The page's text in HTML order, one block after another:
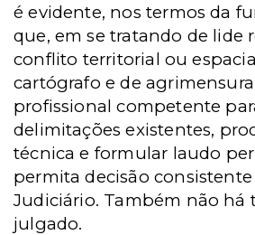
é evidente, nos termos da
que, em se tratando de lide
conflito territorial ou
cartógrafo e de agrimensura
profissional competente
delimitações existentes,
técnica e formular laudo
permita decisão
Judiciário. Também não há
julgado.